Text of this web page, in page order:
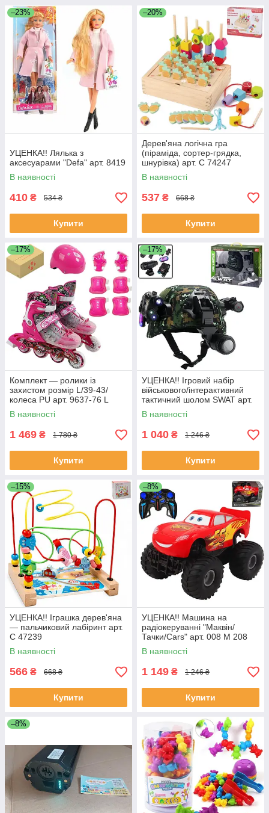
–23%
УЦЕНКА!! Лялька з
аксесуарами "Defa" арт. 8419
В наявності
410 ₴ 534 ₴
Купити
–20%
Дерев'яна логічна гра
(піраміда, сортер-грядка,
шнурівка) арт. C 74247
В наявності
537 ₴ 668 ₴
Купити
–17%
Комплект — ролики із
захистом розмір L/39-43/
колеса PU арт. 9637-76 L
В наявності
1 469 ₴ 1 780 ₴
Купити
–17%
УЦЕНКА!! Ігровий набір
військового/інтерактивний
тактичний шолом SWAT арт.
JL 2026-13
В наявності
1 040 ₴ 1 246 ₴
Купити
–15%
УЦЕНКА!! Іграшка дерев'яна
— пальчиковий лабіринт арт.
C 47239
В наявності
566 ₴ 668 ₴
Купити
–8%
УЦЕНКА!! Машина на
радіокеруванні "Маквін/
Тачки/Cars" арт. 008 M 208
В наявності
1 149 ₴ 1 246 ₴
Купити
–8%